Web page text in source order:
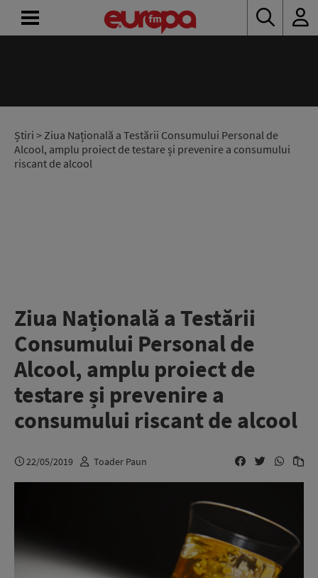
Știri > Ziua Națională a Testării Consumului Personal de
Alcool, amplu proiect de testare și prevenire a consumului
riscant de alcool
Ziua Națională a Testării
Consumului Personal de
Alcool, amplu proiect de
testare și prevenire a
consumului riscant de alcool
22/05/2019 Toader Paun
RADIO
CONCURSURI